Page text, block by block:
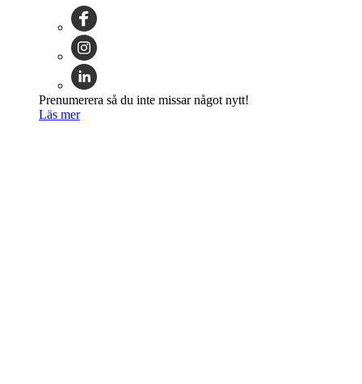
Prenumerera så du inte missar något nytt!
Läs mer